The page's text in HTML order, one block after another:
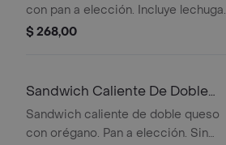
con pan a elección. Incluye lechuga.
$ 268,00
Sandwich Caliente De Doble
Queso Con Oregano
Sandwich caliente de doble queso
con orégano. Pan a elección. Sin